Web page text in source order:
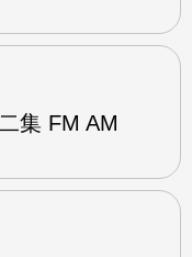
集 FM AM